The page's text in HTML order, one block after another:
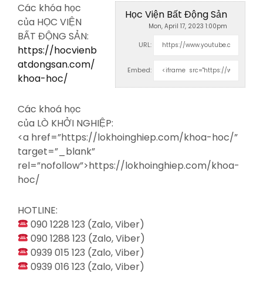
Học Viện Bất Động Sản
Mon, April 17, 2023 1:00pm
URL:
Embed:
Các khóa học
của HỌC VIỆN
BẤT ĐỘNG SẢN:
https://hocvienb
atdongsan.com/
khoa-hoc/
Các khoá học
của LÒ KHỞI NGHIỆP:
<a href=”https://lokhoinghiep.com/khoa-hoc/”
target=”_blank”
rel=”nofollow”>https://lokhoinghiep.com/khoa-
hoc/
HOTLINE:
090 1228 123 (Zalo, Viber)
090 1288 123 (Zalo, Viber)
0939 015 123 (Zalo, Viber)
0939 016 123 (Zalo, Viber)